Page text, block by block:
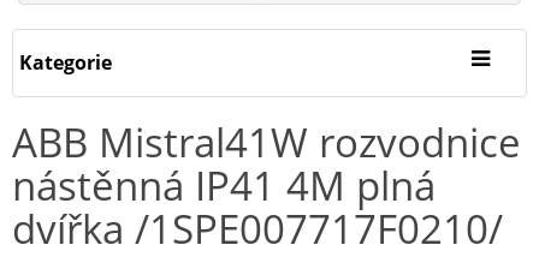
Kategorie
ABB Mistral41W rozvodnice
nástěnná IP41 4M plná
dvířka /1SPE007717F0210/